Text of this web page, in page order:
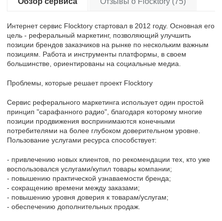
Интернет сервис Flocktory стартовал в 2012 году. Основная его
цель - реферальный маркетинг, позволяющий улучшить
позиции брендов заказчиков на рынке по нескольким важным
позициям. Работа и инструменты платформы, в своем
большинстве, ориентированы на социальные медиа.
Проблемы, которые решает проект Flocktory
Сервис реферального маркетинга использует один простой
принцип "сарафанного радио", благодаря которому многие
позиции продвижения воспринимаются конечными
потребителями на более глубоком доверительном уровне.
Пользование услугами ресурса способствует:
- привлечению новых клиентов, по рекомендации тех, кто уже
воспользовался услугами/купил товары компании;
- повышению практической узнаваемости бренда;
- сокращению времени между заказами;
- повышению уровня доверия к товарам/услугам;
- обеспечению дополнительных продаж.